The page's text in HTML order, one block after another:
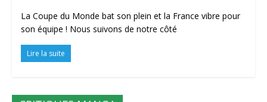
La Coupe du Monde bat son plein et la France vibre pour
son équipe ! Nous suivons de notre côté
Lire la suite